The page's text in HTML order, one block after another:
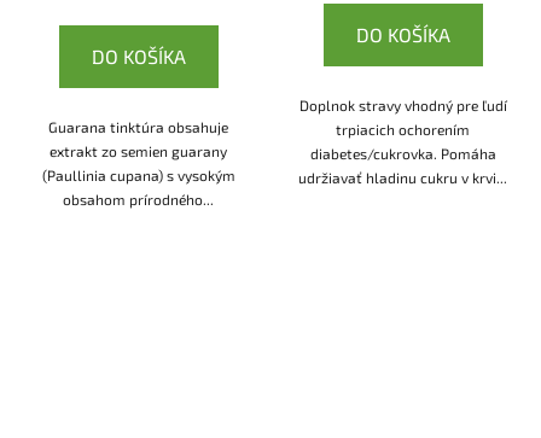
DO KOŠÍKA
Guarana tinktúra obsahuje
extrakt zo semien guarany
(Paullinia cupana) s vysokým
obsahom prírodného...
DO KOŠÍKA
Doplnok stravy vhodný pre ľudí
trpiacich ochorením
diabetes/cukrovka. Pomáha
udržiavať hladinu cukru v krvi...